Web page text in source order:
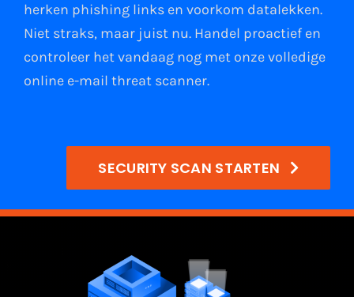
herken phishing linksen voorkom datalekken.
Niet straks, maar juist nu. Handel proactief en
controleer het vandaag nog met onze volledige
online e-mail threat scanner.
SECURITY SCAN STARTEN